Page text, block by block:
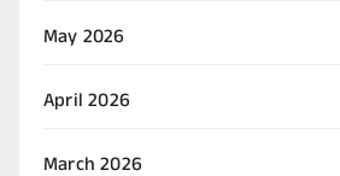
May 2026
April 2026
March 2026